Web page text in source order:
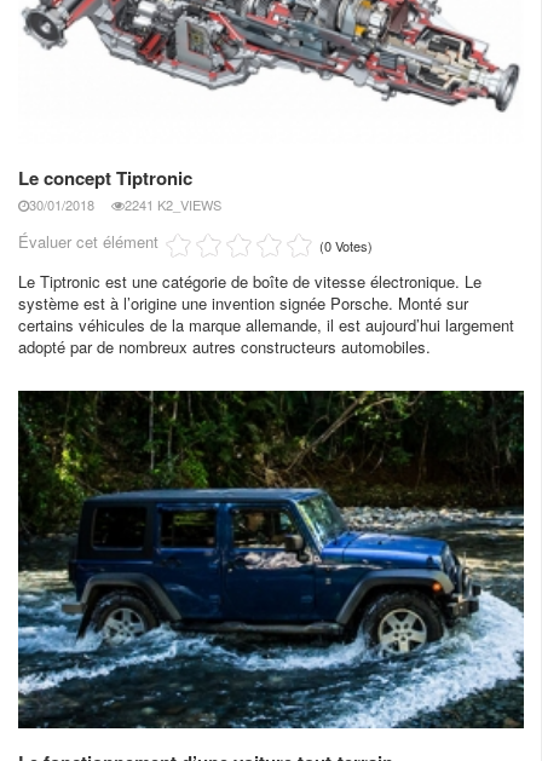
Le concept Tiptronic
30/01/2018 2241 K2_VIEWS
Évaluer cet élément (0 Votes)
Le Tiptronic est une catégorie de boîte de vitesse électronique. Le
système est à l’origine une invention signée Porsche. Monté sur
certains véhicules de la marque allemande, il est aujourd’hui largement
adopté par de nombreux autres constructeurs automobiles.